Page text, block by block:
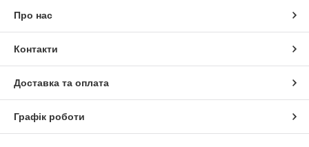
Про нас
Контакти
Доставка та оплата
Графік роботи